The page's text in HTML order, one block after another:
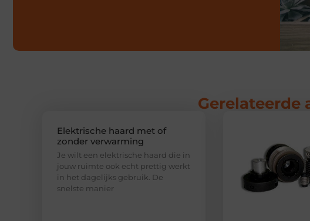
Gerelateerde
Elektrische haard met of
zonder verwarming
Je wilt een elektrische haard die in
jouw ruimte ook echt prettig werkt
in het dagelijks gebruik. De
snelste manier